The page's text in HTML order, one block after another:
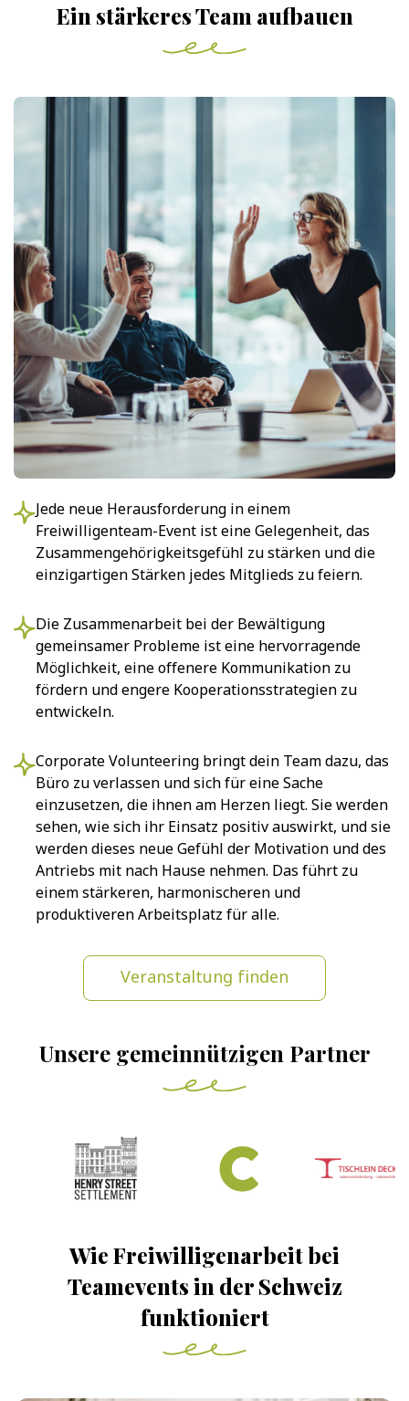
Ein stärkeres Team aufbauen
Jede neue Herausforderung in einem
Freiwilligenteam-Event ist eine Gelegenheit, das
Zusammengehörigkeitsgefühl zu stärken und die
einzigartigen Stärken jedes Mitglieds zu feiern.
Die Zusammenarbeit bei der Bewältigung
gemeinsamer Probleme ist eine hervorragende
Möglichkeit, eine offenere Kommunikation zu
fördern und engere Kooperationsstrategien zu
entwickeln.
Corporate Volunteering bringt dein Team dazu, das
Büro zu verlassen und sich für eine Sache
einzusetzen, die ihnen am Herzen liegt. Sie werden
sehen, wie sich ihr Einsatz positiv auswirkt, und sie
werden dieses neue Gefühl der Motivation und des
Antriebs mit nach Hause nehmen. Das führt zu
einem stärkeren, harmonischeren und
produktiveren Arbeitsplatz für alle.
Veranstaltung finden
Unsere gemeinnützigen Partner
Wie Freiwilligenarbeit bei
Teamevents in der Schweiz
funktioniert